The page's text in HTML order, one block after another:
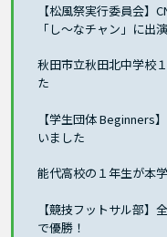
【松風祭実行委員会】
「し～なチャン」に出演
秋田市立秋田北中学校
た
【学生団体 Beginners
いました
能代高校の１年生が本
【競技フットサル部】
で優勝！